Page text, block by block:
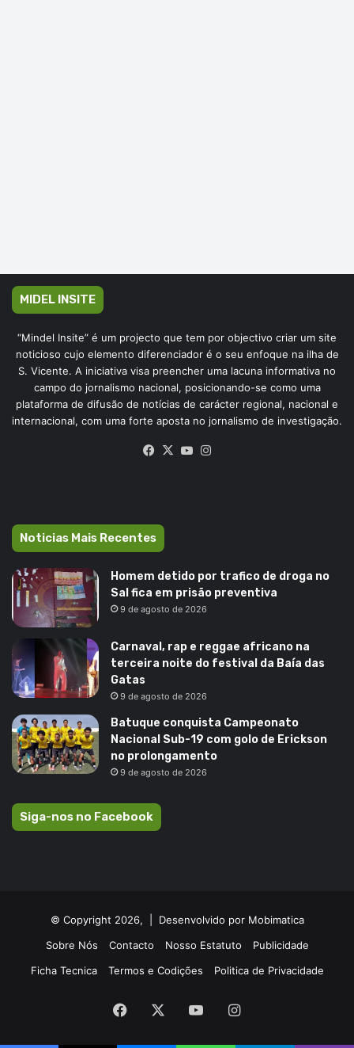
MIDEL INSITE
“Mindel Insite” é um projecto que tem por objectivo criar um site
noticioso cujo elemento diferenciador é o seu enfoque na ilha de
S. Vicente. A iniciativa visa preencher uma lacuna informativa no
campo do jornalismo nacional, posicionando-se como uma
plataforma de difusão de notícias de carácter regional, nacional e
internacional, com uma forte aposta no jornalismo de investigação.
Facebook
X YouTube
Noticias Mais Recentes
Homem detido por trafico de droga no
Sal fica em prisão preventiva
9 de agosto de 2026
Carnaval, rap e reggae africano na
terceira noite do festival da Baía das
Gatas
9 de agosto de 2026
Batuque conquista Campeonato
Nacional Sub-19 com golo de Erickson
no prolongamento
9 de agosto de 2026
Siga-nos no Facebook
© Copyright 2026, | Desenvolvido por Mobimatica
Sobre Nós
Contacto Nosso Estatuto
Publicidade
Ficha Tecnica
Termos e Codições Politica de Privacidade
Facebook YouTubeInstagram